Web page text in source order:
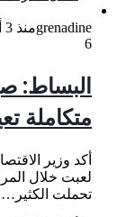
grenadineمنذ 3 أسابيع
6
البساط:
متكاملة
أكد وزير
لعبت خلال
تحملت الكثير…